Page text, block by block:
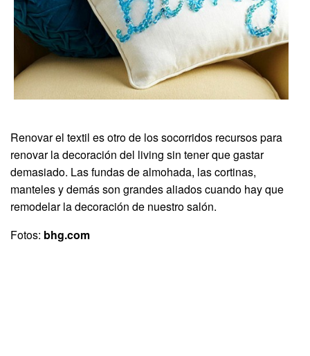
Renovar el textil es otro de los socorridos recursos para
renovar la decoración del living sin tener que gastar
demasiado. Las fundas de almohada, las cortinas,
manteles y demás son grandes aliados cuando hay que
remodelar la decoración de nuestro salón.
Fotos: bhg.com